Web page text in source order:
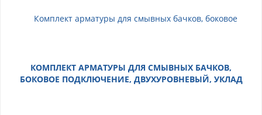
КОМПЛЕКТ АРМАТУРЫ ДЛЯ СМЫВНЫХ БАЧКОВ,
БОКОВОЕ ПОДКЛЮЧЕНИЕ, ДВУХУРОВНЕВЫЙ, УКЛАД